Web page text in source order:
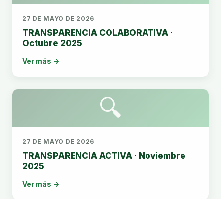
27 DE MAYO DE 2026
TRANSPARENCIA COLABORATIVA ·
Octubre 2025
Ver más →
🔍
27 DE MAYO DE 2026
TRANSPARENCIA ACTIVA · Noviembre
2025
Ver más →